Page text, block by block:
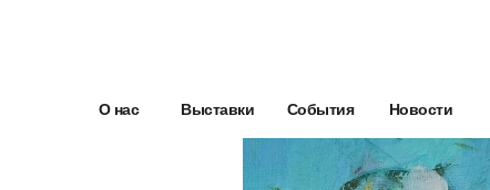
Новости
События
Выставки
О нас